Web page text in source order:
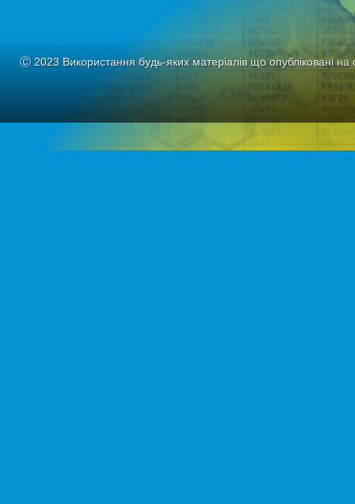
Ⓒ 2023 Використання будь-яких матеріалів що опубліковані